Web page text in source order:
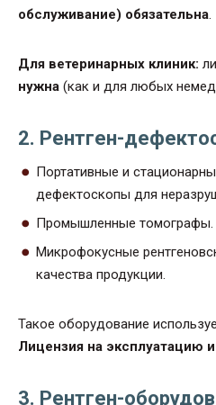
обслуживание) обязательна.
Для ветеринарных клиник:
нужна (как и для любых
2. Рентген-
Портативные и
дефектоскопы для
Промышленные томографы.
Микрофокусные
качества продукции.
Такое оборудование
Лицензия на эксплуатацию
3. Рентген-